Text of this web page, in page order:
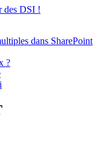
des DSI !
dans SharePoint
?